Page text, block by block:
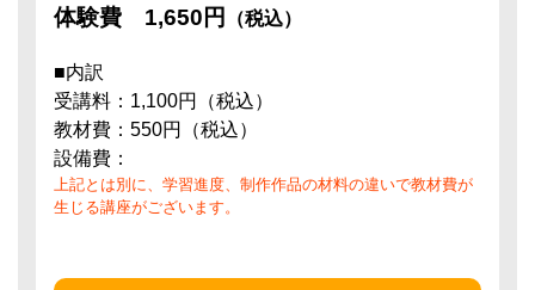
体験費 1,650円 （税込）
■内訳
受講料：1,100円（税込）
教材費：550円（税込）
設備費：
上記とは別に、学習進度、制作作品の材料の違いで教材費が
生じる講座がございます。